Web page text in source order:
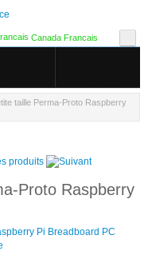
Canada Francais
taille Perma-Proto Raspberry
Proto Raspberry